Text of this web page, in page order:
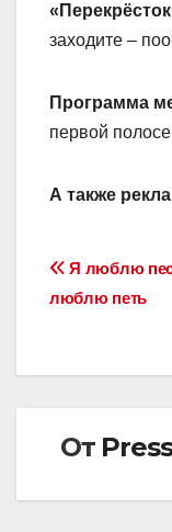
заходите –
Программа
первой
А также
Я люблю
люблю петь
От Press